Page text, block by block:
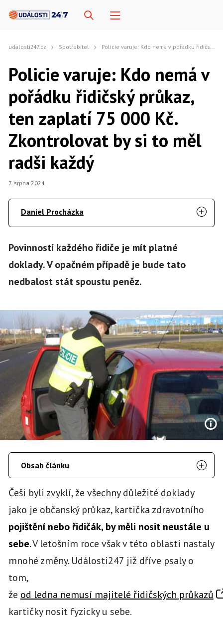
udalosti247.cz Spotřebitel Policie varuje: Kdo nemá v pořádku řidičský průkaz, ten zaplatí 75 000 Kč. Zkontrolovat by si to měl radši každý
Policie varuje: Kdo nemá v
pořádku řidičský průkaz,
ten zaplatí 75 000 Kč.
Zkontrolovat by si to měl
radši každý
7. srpna 2024
Daniel Procházka
Povinností každého řidiče je mít platné
doklady. V opačném případě je bude tato
nedbalost stát spoustu peněz.
Obsah článku
Češi byli zvyklí, že všechny důležité doklady
jako je občanský průkaz, kartička zdravotního
pojištění nebo řidičák, by měli nosit neustále u
sebe. V letošním roce však v této oblasti nastaly
mnohé změny. Události247 již dříve psaly o
tom,
že od ledna nemusí majitelé řidičských průkazů
kartičky nosit fyzicky u sebe.